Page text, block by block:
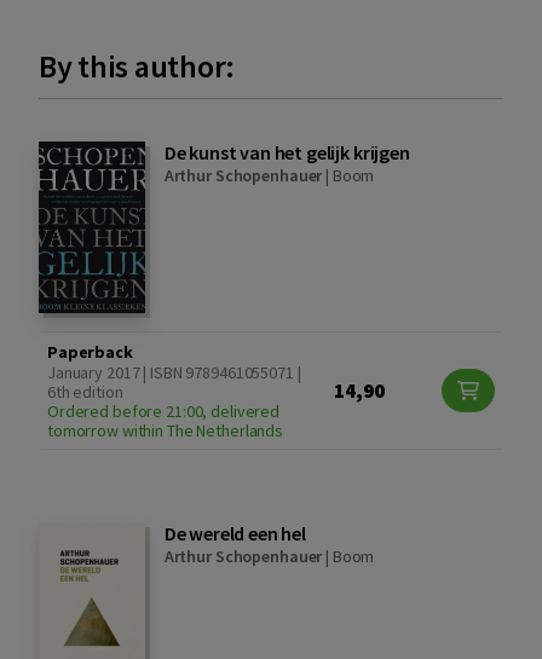
By this author:
De kunst van het gelijk krijgen
Arthur Schopenhauer | Boom
Paperback
January 2017 | ISBN 9789461055071 |
6th edition
Ordered before 21:00, delivered
tomorrow within The Netherlands
14,90
De wereld een hel
Arthur Schopenhauer | Boom